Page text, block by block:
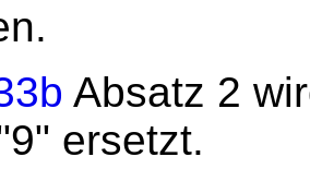
Absatz 2
ersetzt.